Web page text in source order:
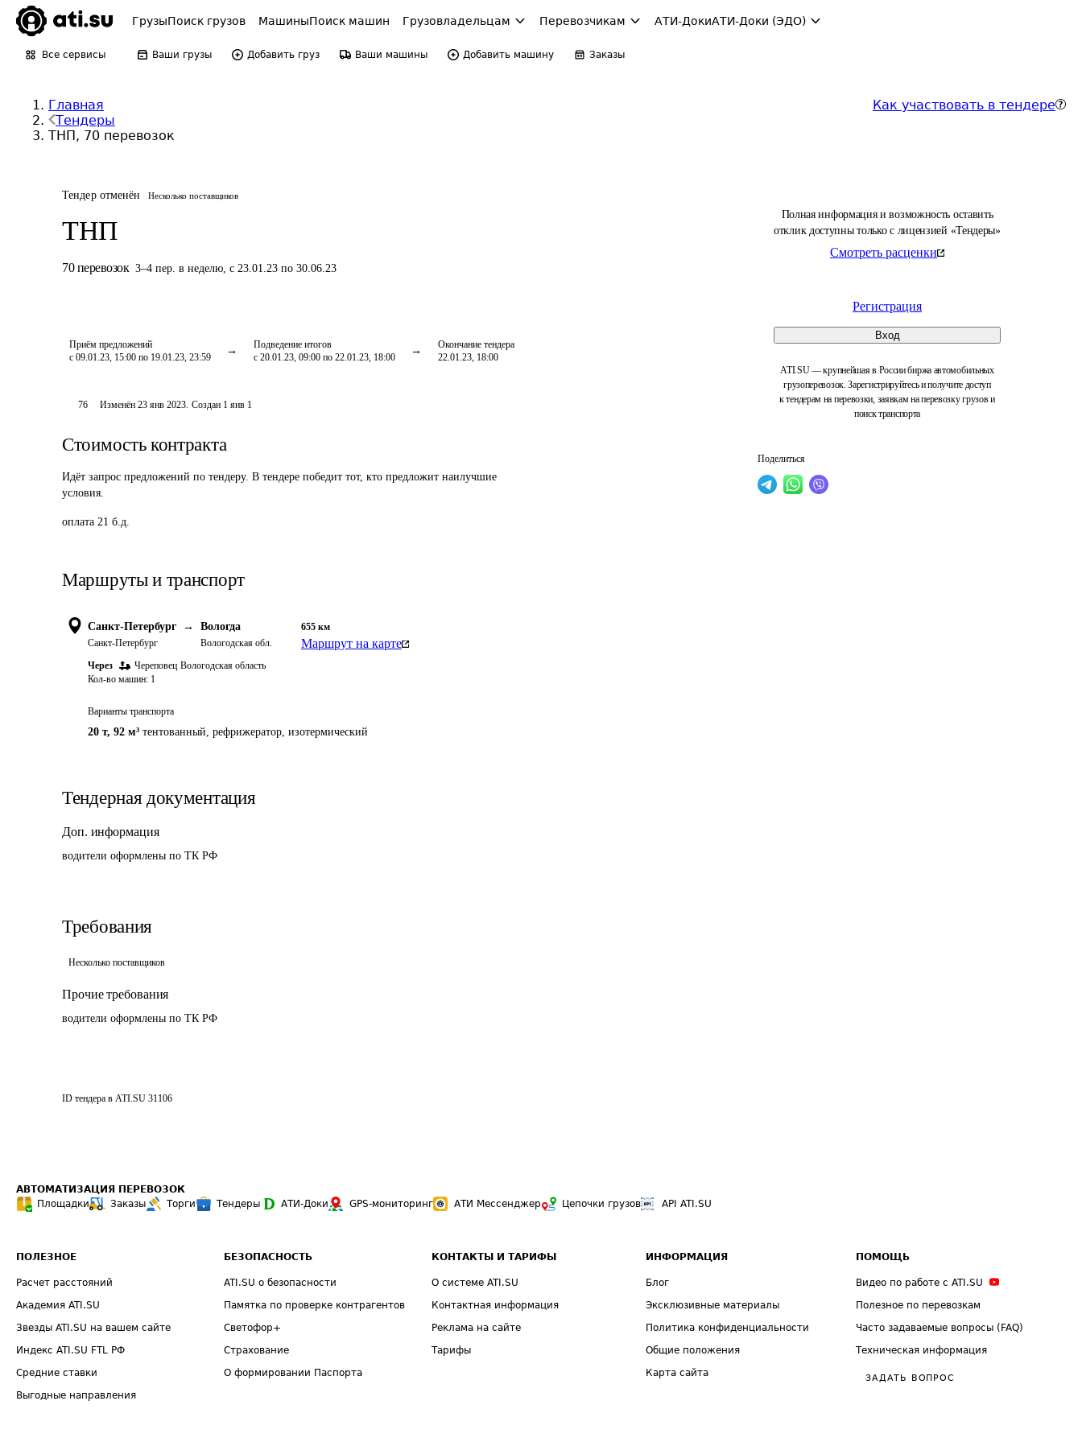
ГрузыПоиск грузов МашиныПоиск машин Грузовладельцам Перевозчикам АТИ-ДокиАТИ-Доки (ЭДО)
Все сервисы Ваши грузы Добавить груз Ваши машины Добавить машину Заказы
Главная
Тендеры
ТНП, 70 перевозок
Как участвовать в тендере
Тендер отменён Несколько поставщиков
ТНП
70 перевозок 3–4 пер. в неделю, с 23.01.23 по 30.06.23
Приём предложений
с 09.01.23, 15:00 по 19.01.23, 23:59
Подведение итогов
с 20.01.23, 09:00 по 22.01.23, 18:00
Окончание тендера
22.01.23, 18:00
Полная информация и возможность оставить
отклик доступны только с лицензией «Тендеры»
Смотреть расценки
Регистрация
Вход
ATI.SU — крупнейшая в России биржа автомобильных
грузоперевозок. Зарегистрируйтесь и получите доступ
к тендерам на перевозки, заявкам на перевозку грузов и
поиск транспорта
Поделиться
76 Изменён23 янв 2023. Создан 1 янв 1
Стоимость контракта
Идёт запрос предложений по тендеру. В тендере победит тот, кто предложит наилучшие
условия.
оплата 21 б.д.
Маршруты и транспорт
Санкт-Петербург →
Санкт-Петербург
Вологда
Вологодская обл.
655 км
Маршрут на карте
Через Череповец Вологодская область
Кол-во машин: 1
Варианты транспорта
20 т, 92 м³ тентованный, рефрижератор, изотермический
Тендерная документация
Доп. информация
водители оформлены по ТК РФ
Требования
Несколько поставщиков
Прочие требования
водители оформлены по ТК РФ
ID тендера в ATI.SU 31106
АВТОМАТИЗАЦИЯ ПЕРЕВОЗОК
Площадки
Заказы Торги Тендеры АТИ-Доки GPS-мониторинг АТИ Мессенджер Цепочки грузов API ATI.SU
ПОЛЕЗНОЕ
Расчет расстояний
Академия ATI.SU
Звезды ATI.SU на вашем сайте
Индекс ATI.SU FTL РФ
Средние ставки
Выгодные направления
БЕЗОПАСНОСТЬ
ATI.SU о безопасности
Памятка по проверке контрагентов
Светофор+
Страхование
О формировании Паспорта
КОНТАКТЫ И ТАРИФЫ
О системе ATI.SU
Контактная информация
Реклама на сайте
Тарифы
ИНФОРМАЦИЯ
Блог
Эксклюзивные материалы
Политика конфиденциальности
Общие положения
Карта сайта
ПОМОЩЬ
Видео по работе с ATI.SU
Полезное по перевозкам
Часто задаваемые вопросы (FAQ)
Техническая информация
ЗАДАТЬ ВОПРОС